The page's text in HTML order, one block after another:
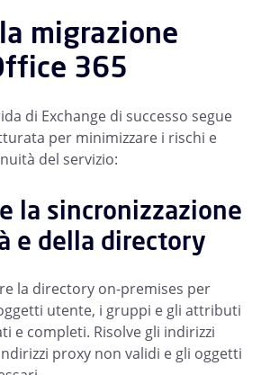
migrazione
365
di Exchange di successo segue
per minimizzare i rischi e
del servizio:
la sincronizzazione
e della directory
la directory on-premises per
utente, i gruppi e gli attributi
e completi. Risolve gli indirizzi
proxy non validi e gli oggetti